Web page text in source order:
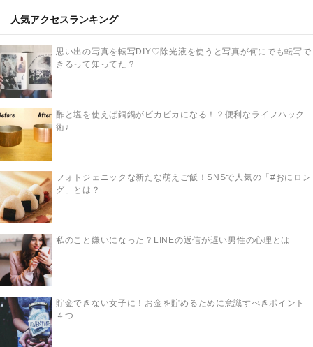
人気アクセスランキング
思い出の写真を転写DIY♡除光液を使うと写真が何にでも転写で
きるって知ってた？
酢と塩を使えば銅鍋がピカピカになる！？便利なライフハック
術♪
フォトジェニックな新たな萌えご飯！SNSで人気の「#おにロン
グ」とは？
私のこと嫌いになった？LINEの返信が遅い男性の心理とは
貯金できない女子に！お金を貯めるために意識すべきポイント
４つ